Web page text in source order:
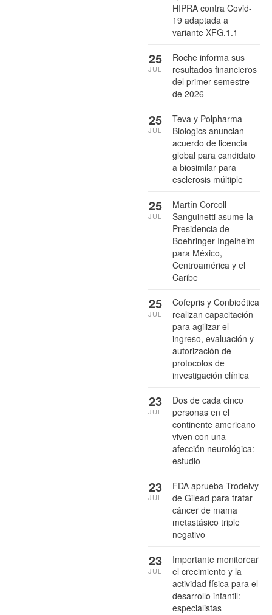
HIPRA contra Covid-
19 adaptada a
variante XFG.1.1
Roche informa sus
resultados financieros
del primer semestre
de 2026
25
JUL
Teva y Polpharma
Biologics anuncian
acuerdo de licencia
global para candidato
a biosimilar para
esclerosis múltiple
25
JUL
Martín Corcoll
Sanguinetti asume la
Presidencia de
Boehringer Ingelheim
para México,
Centroamérica y el
Caribe
25
JUL
Cofepris y Conbioética
realizan capacitación
para agilizar el
ingreso, evaluación y
autorización de
protocolos de
investigación clínica
25
JUL
Dos de cada cinco
personas en el
continente americano
viven con una
afección neurológica:
estudio
23
JUL
FDA aprueba Trodelvy
de Gilead para tratar
cáncer de mama
metastásico triple
negativo
23
JUL
Importante monitorear
el crecimiento y la
actividad física para el
desarrollo infantil:
especialistas
23
JUL